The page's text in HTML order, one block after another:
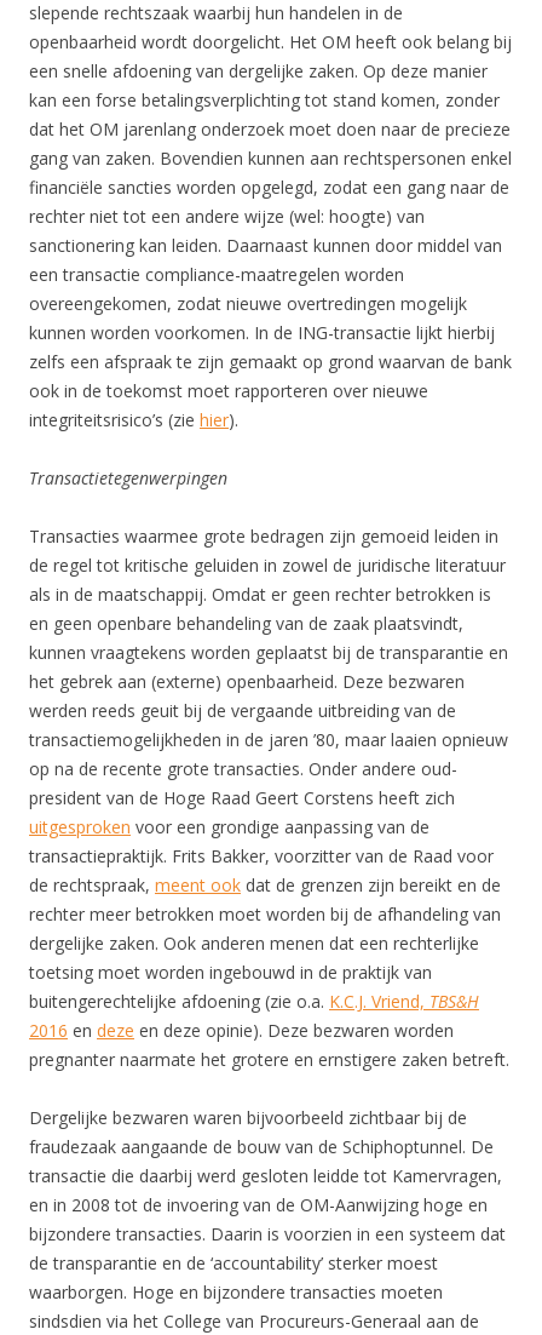
slepende rechtszaak waarbij hun handelen in de
openbaarheid wordt doorgelicht. Het OM heeft ook belang bij
een snelle afdoening van dergelijke zaken. Op deze manier
kan een forse betalingsverplichting tot stand komen, zonder
dat het OM jarenlang onderzoek moet doen naar de precieze
gang van zaken. Bovendien kunnen aan rechtspersonen enkel
financiële sancties worden opgelegd, zodat een gang naar de
rechter niet tot een andere wijze (wel: hoogte) van
sanctionering kan leiden. Daarnaast kunnen door middel van
een transactie compliance-maatregelen worden
overeengekomen, zodat nieuwe overtredingen mogelijk
kunnen worden voorkomen. In de ING-transactie lijkt hierbij
zelfs een afspraak te zijn gemaakt op grond waarvan de bank
ook in de toekomst moet rapporteren over nieuwe
integriteitsrisico’s (zie hier).
Transactietegenwerpingen
Transacties waarmee grote bedragen zijn gemoeid leiden in
de regel tot kritische geluiden in zowel de juridische literatuur
als in de maatschappij. Omdat er geen rechter betrokken is
en geen openbare behandeling van de zaak plaatsvindt,
kunnen vraagtekens worden geplaatst bij de transparantie en
het gebrek aan (externe) openbaarheid. Deze bezwaren
werden reeds geuit bij de vergaande uitbreiding van de
transactiemogelijkheden in de jaren ’80, maar laaien opnieuw
op na de recente grote transacties. Onder andere oud-
president van de Hoge Raad Geert Corstens heeft zich
uitgesproken voor een grondige aanpassing van de
transactiepraktijk. Frits Bakker, voorzitter van de Raad voor
de rechtspraak, meent ook dat de grenzen zijn bereikt en de
rechter meer betrokken moet worden bij de afhandeling van
dergelijke zaken. Ook anderen menen dat een rechterlijke
toetsing moet worden ingebouwd in de praktijk van
buitengerechtelijke afdoening (zie o.a. K.C.J. Vriend, TBS&H
2016 en deze en deze opinie). Deze bezwaren worden
pregnanter naarmate het grotere en ernstigere zaken betreft.
Dergelijke bezwaren waren bijvoorbeeld zichtbaar bij de
fraudezaak aangaande de bouw van de Schiphoptunnel. De
transactie die daarbij werd gesloten leidde tot Kamervragen,
en in 2008 tot de invoering van de OM-Aanwijzing hoge en
bijzondere transacties. Daarin is voorzien in een systeem dat
de transparantie en de ‘accountability’ sterker moest
waarborgen. Hoge en bijzondere transacties moeten
sindsdien via het College van Procureurs-Generaal aan de